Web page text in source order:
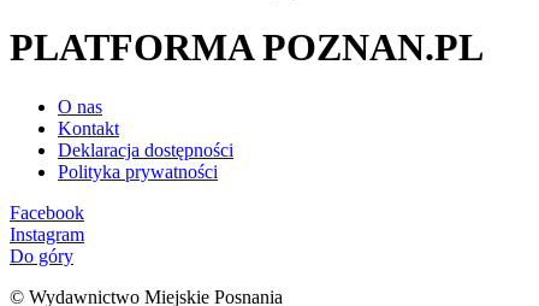
PLATFORMA POZNAN.PL
O nas
Kontakt
Deklaracja dostępności
Polityka prywatności
Facebook
Instagram
Do góry
© Wydawnictwo Miejskie Posnania